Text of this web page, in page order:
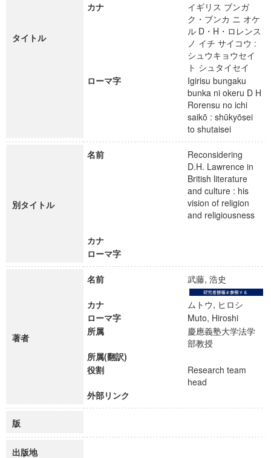
タイトル
カナ
イギリス ブンガ
ク・ブンカ ニ オケ
ル D・H・ロレンス
ノ イチ サイコウ :
シュウキョウセイ
ト シュタイセイ
ローマ字
Igirisu bungaku
bunka ni okeru D H
Rorensu no ichi
saikō : shūkyōsei
to shutaisei
別タイトル
名前
Reconsidering
D.H. Lawrence in
British literature
and culture : his
vision of religion
and religiousness
カナ
ローマ字
著者
名前 武藤, 浩史
カナ
ムトウ, ヒロシ
ローマ字
Muto, Hiroshi
所属
慶應義塾大学法学
部教授
所属(翻訳)
役割
Research team
head
外部リンク
版
出版地